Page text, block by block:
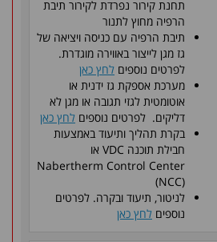
תחנת קירור נפרדת לקירור תיבת
הרפיה מחוץ לתנור
תיבת הרפיה עם כניסה ויציאה של
גז מגן לייצור באווירה מוגדרת.
לפרטים נוספים לחץ כאן
מערכת אספקת גז ידנית או
אוטומטית לגזי תגובה או מגן לא
דליקים. לפרטים נוספים לחץ כאן
בקרת תהליך ותיעוד באמצעות
חבילת תוכנה VDC או
Nabertherm Control Center
(NCC)
לניטור, תיעוד ובקרה. לפרטים
נוספים לחץ כאן